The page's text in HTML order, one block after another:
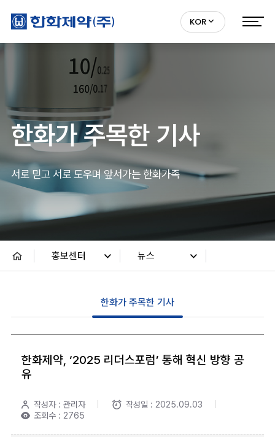
KOR
한화가 주목한 기사
서로 믿고 서로 도우며 앞서가는 한화가족
홍보센터 뉴스
한화가 주목한 기사
한화제약, ‘2025 리더스포럼’ 통해 혁신 방향 공
유
작성자 : 관리자
작성일 : 2025.09.03
조회수 : 2765